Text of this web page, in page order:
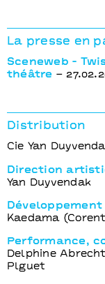
La presse en
Sceneweb -
théâtre –
Distribution
Cie Yan
Direction
Yan Duyvendak
Développement
Kaedama
Performance,
Delphine
Plguet